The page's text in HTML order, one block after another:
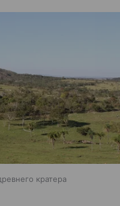
кратера